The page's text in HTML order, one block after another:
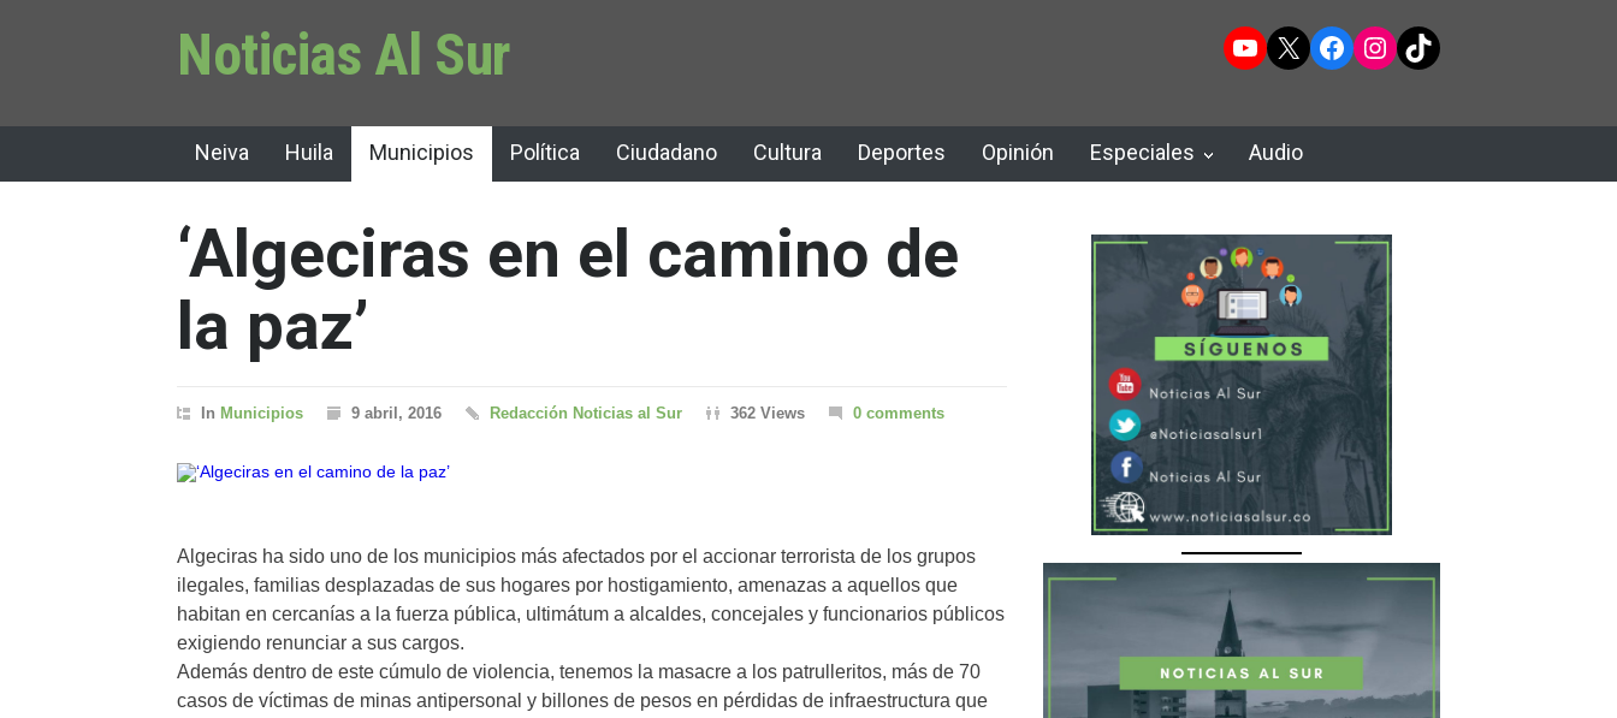
Noticias Al Sur YouTube
X Facebook
Instagram
TikTok
Neiva Huila Municipios Política Ciudadano Cultura Deportes Opinión Especiales Audio
‘Algeciras en el camino de
la paz’
In Municipios 9 abril, 2016 Redacción Noticias al Sur 362 Views 0 comments
Algeciras ha sido uno de los municipios más afectados por el accionar terrorista de los grupos
ilegales, familias desplazadas de sus hogares por hostigamiento, amenazas a aquellos que
habitan en cercanías a la fuerza pública, ultimátum a alcaldes, concejales y funcionarios públicos
exigiendo renunciar a sus cargos.
Además dentro de este cúmulo de violencia, tenemos la masacre a los patrulleritos, más de 70
casos de víctimas de minas antipersonal y billones de pesos en pérdidas de infraestructura que